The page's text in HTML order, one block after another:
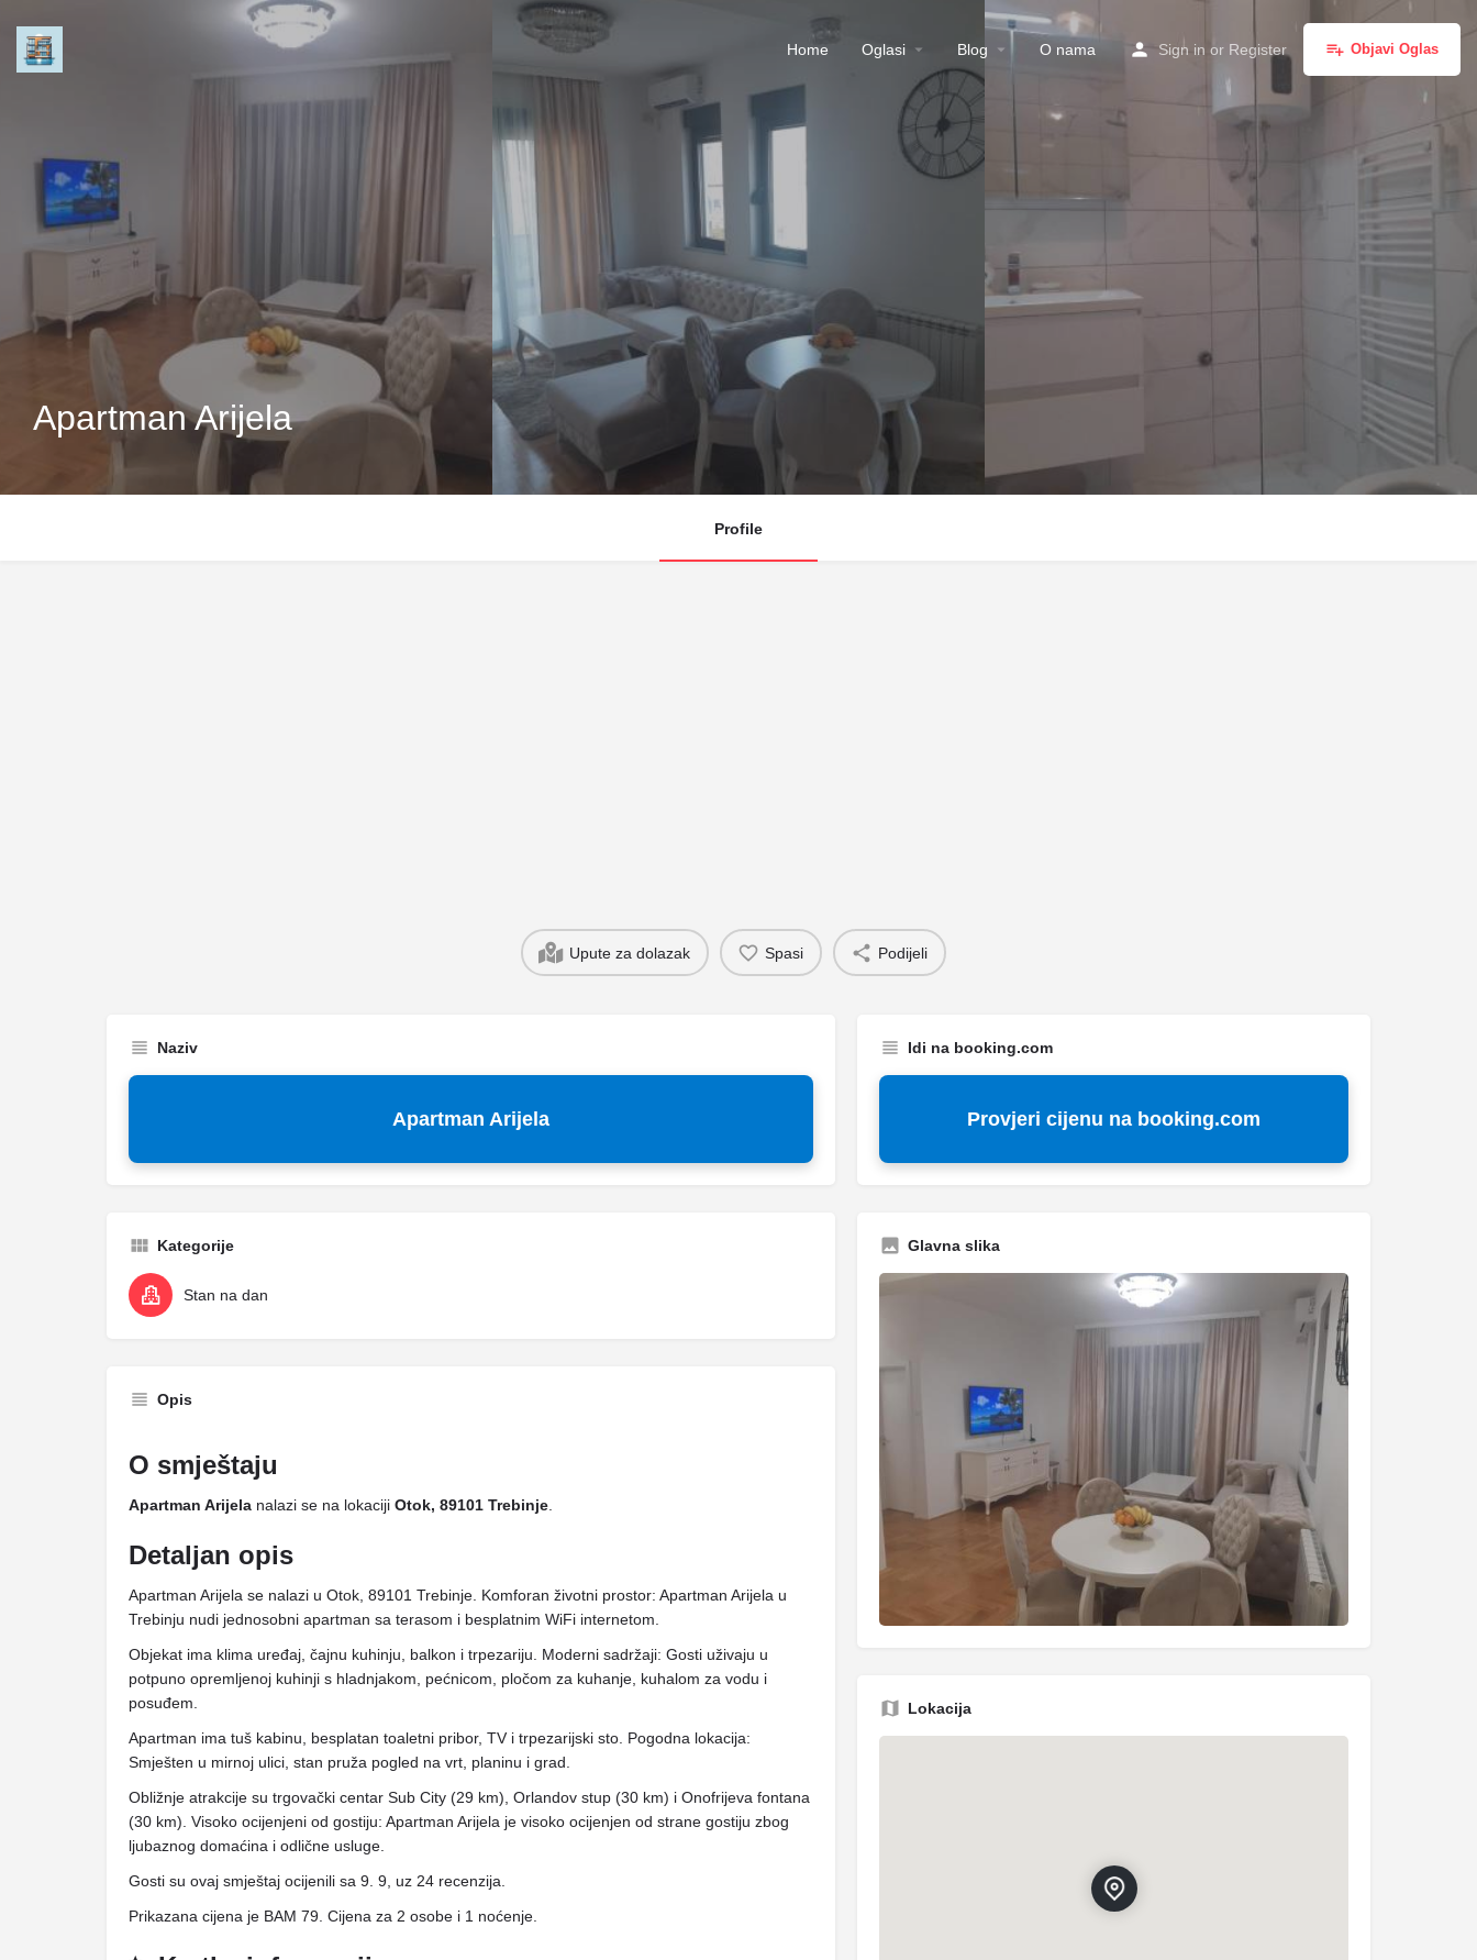
Home Oglasi Blog O nama Sign in or Register Objavi Oglas
Apartman Arijela
Profile
Upute za dolazak Spasi Podijeli
Naziv
Apartman Arijela
Kategorije
Stan na dan
Opis
O smještaju
Apartman Arijela nalazi se na lokaciji Otok, 89101 Trebinje
Detaljan opis
Apartman Arijela se nalazi u Otok, 89101 Trebinje. Komforan životni prostor: Apartman Arijela u
Trebinju nudi jednosobni apartman sa terasom i besplatnim WiFi internetom.
Objekat ima klima uređaj, čajnu kuhinju, balkon i trpezariju. Moderni sadržaji: Gosti uživaju u
potpuno opremljenoj kuhinji s hladnjakom, pećnicom, pločom za kuhanje, kuhalom za vodu i
posuđem.
Apartman ima tuš kabinu, besplatan toaletni pribor, TV i trpezarijski sto. Pogodna lokacija:
Smješten u mirnoj ulici, stan pruža pogled na vrt, planinu i grad.
Obližnje atrakcije su trgovački centar Sub City (29 km), Orlandov stup (30 km) i Onofrijeva fontana
(30 km). Visoko ocijenjeni od gostiju: Apartman Arijela je visoko ocijenjen od strane gostiju zbog
ljubaznog domaćina i odlične usluge.
Gosti su ovaj smještaj ocijenili sa 9. 9, uz 24 recenzija.
Prikazana cijena je BAM 79. Cijena za 2 osobe i 1 noćenje.
Idi na booking.com
Provjeri cijenu na booking.com
Glavna slika
Lokacija